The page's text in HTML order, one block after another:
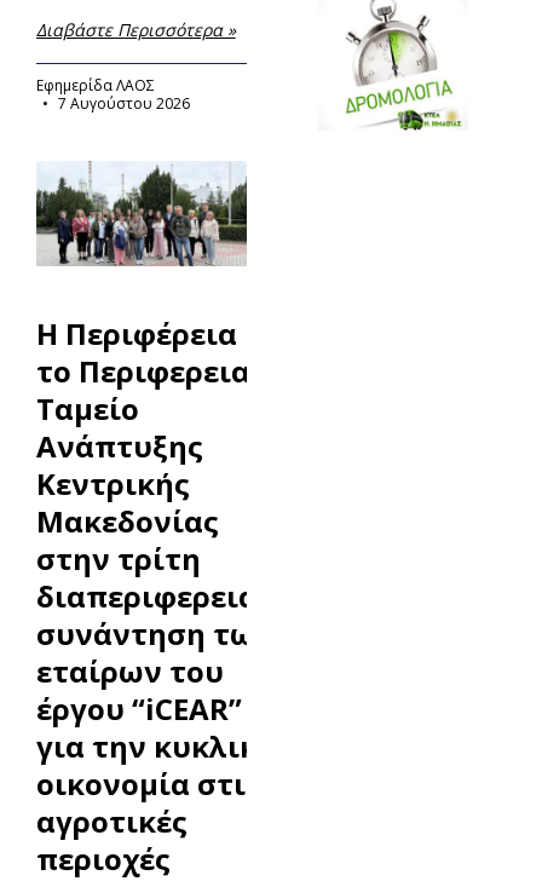
Διαβάστε Περισσότερα »
Εφημερίδα ΛΑΟΣ
7 Αυγούστου 2026
Η Περιφέρεια και
το Περιφερειακό
Ταμείο
Ανάπτυξης
Κεντρικής
Μακεδονίας
στην τρίτη
διαπεριφερειακή
συνάντηση των
εταίρων του
έργου “iCEAR”
για την κυκλική
οικονομία στις
αγροτικές
περιοχές